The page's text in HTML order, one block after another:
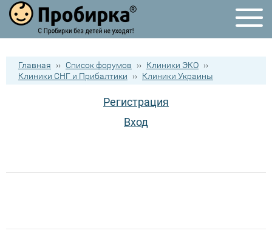
Главная ›› Список форумов ›› Клиники ЭКО ››
Клиники СНГ и Прибалтики
›› Клиники Украины
Регистрация
Вход